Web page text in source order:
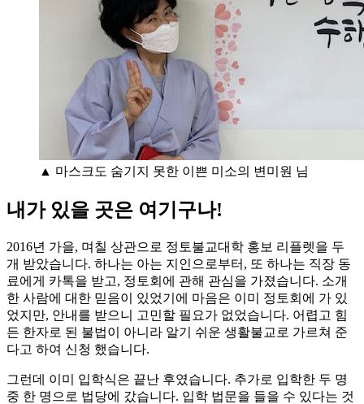
▲ 마스크도 숨기지 못한 이쁜 미소의 변미원 님
내가 있을 곳은 여기구나!
2016년 가을, 며칠 상관으로 정토불교대학 홍보 리플렛을 두
개 받았습니다. 하나는 아는 지인으로부터, 또 하나는 직장 동
료에게 카톡을 받고, 정토회에 관해 관심을 가졌습니다. 소개
한 사람에 대한 믿음이 있었기에 마음은 이미 정토회에 가 있
었지만, 안내를 받으니 고민할 필요가 없었습니다. 어렵고 힘
든 한자로 된 불법이 아니라 알기 쉬운 생활불교로 가르쳐 준
다고 하여 신청 했습니다.
그런데 이미 입학식은 끝난 후였습니다. 추가로 입학한 두 명
중 한 명으로 법당에 갔습니다. 입학 법문을 들을 수 있다는 것